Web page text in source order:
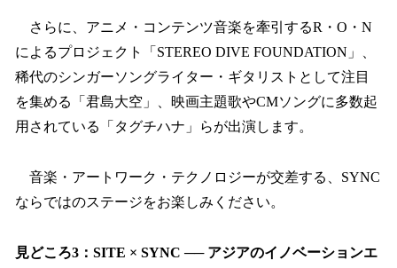
さらに、アニメ・コンテンツ音楽を牽引するR・O・N
によるプロジェクト「STEREO DIVE FOUNDATION」、
稀代のシンガーソングライター・ギタリストとして注目
を集める「君島大空」、映画主題歌やCMソングに多数起
用されている「タグチハナ」らが出演します。
音楽・アートワーク・テクノロジーが交差する、SYNC
ならではのステージをお楽しみください。
見どころ3：SITE × SYNC ── アジアのイノベーションエ